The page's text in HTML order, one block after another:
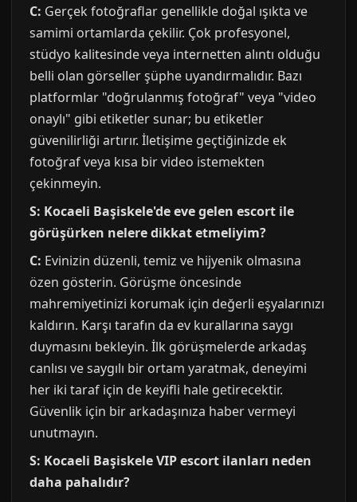
C: Gerçek fotoğraflar genellikle doğal ışıkta ve
samimi ortamlarda çekilir. Çok profesyonel,
stüdyo kalitesinde veya internetten alıntı olduğu
belli olan görseller şüphe uyandırmalıdır. Bazı
platformlar "doğrulanmış fotoğraf" veya "video
onaylı" gibi etiketler sunar; bu etiketler
güvenilirliği artırır. İletişime geçtiğinizde ek
fotoğraf veya kısa bir video istemekten
çekinmeyin.
S: Kocaeli Başiskele'de eve gelen escort ile
görüşürken nelere dikkat etmeliyim?
C: Evinizin düzenli, temiz ve hijyenik olmasına
özen gösterin. Görüşme öncesinde
mahremiyetinizi korumak için değerli eşyalarınızı
kaldırın. Karşı tarafın da ev kurallarına saygı
duymasını bekleyin. İlk görüşmelerde arkadaş
canlısı ve saygılı bir ortam yaratmak, deneyimi
her iki taraf için de keyifli hale getirecektir.
Güvenlik için bir arkadaşınıza haber vermeyi
unutmayın.
S: Kocaeli Başiskele VIP escort ilanları neden
daha pahalıdır?